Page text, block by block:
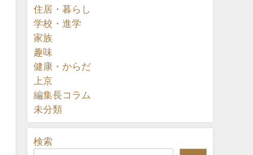
住居・暮らし
学校・進学
家族
趣味
健康・からだ
上京
編集長コラム
未分類
検索